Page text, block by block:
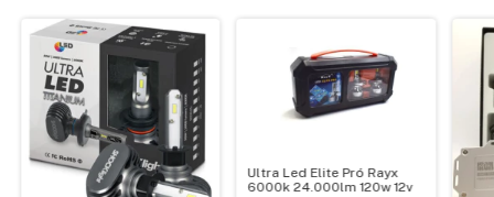
Ultra Led Elite Pró Rayx
6000k 24.000lm 120w 12v